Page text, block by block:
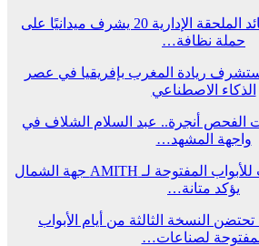
طنجة..قائد الملحقة الإدارية 20 يشرف ميدانيًا على
حملة نظافة…
ريادة المغرب بإفريقيا في عصر
الذكاء الاصطناعي
الفحص أنجرة.. عبد السلام الشلاف في
واجهة المشهد…
نجاح لافت للأبواب المفتوحة لـ AMITH جهة الشمال
يؤكد متانة…
النسخة الثالثة من أيام الأبواب
لصناعات…